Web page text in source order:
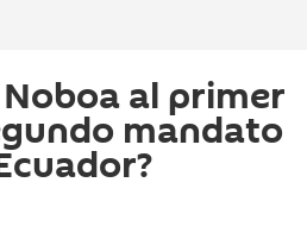
al primer
mandato